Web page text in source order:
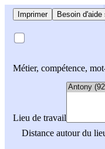
Imprimer Besoin
Métier, compétence,
Lieu de travail
Distance autour du